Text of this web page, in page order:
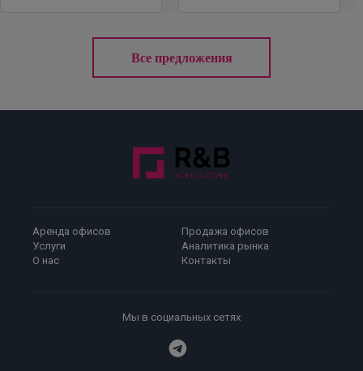
Все предложения
Аренда офисов
Продажа офисов
Услуги
Аналитика рынка
О нас
Контакты
Мы в социальных сетях